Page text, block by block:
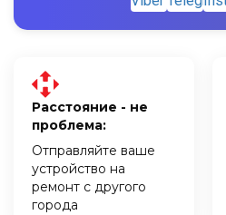
Расстояние - не
проблема:
Отправляйте ваше
устройство на
ремонт с другого
города